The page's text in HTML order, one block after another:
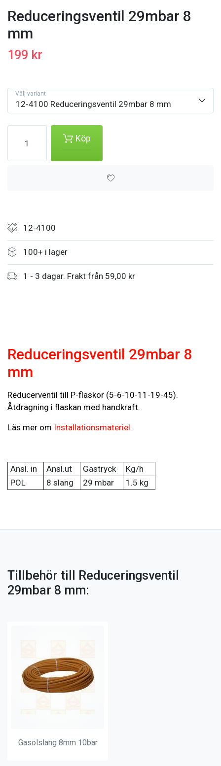
Reduceringsventil 29mbar 8
mm
199 kr
12-4100 Reduceringsventil 29mbar 8 mm
Välj variant
Köp
12-4100
100+ i lager
1 - 3 dagar. Frakt från 59,00 kr
Reduceringsventil 29mbar 8
mm
Reducerventil till P-flaskor (5-6-10-11-19-45).
Åtdragning i flaskan med handkraft.
Läs mer om Installationsmateriel.
Ansl. in Ansl.ut Gastryck
Kg/h
POL
8 slang 29 mbar 1.5 kg
Tillbehör till Reduceringsventil
29mbar 8 mm:
Gasolslang 8mm 10bar